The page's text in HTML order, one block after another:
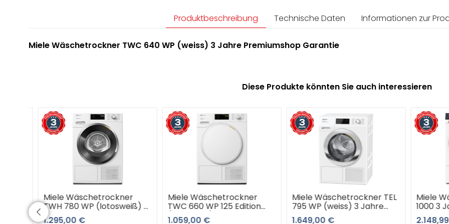
Produktbeschreibung Technische Daten Informationen zur
Miele Wäschetrockner TWC 640 WP (weiss) 3 Jahre Premiumshop Garantie
Diese Produkte könnten Sie auch interessieren
Miele Wäschetrockner
TWH 780 WP (lotosweiß) 3
Jahre Premiumshop
1.295,00 €
Miele Wäschetrockner
TWC 660 WP 125 Edition
(lotosweiß) 3 Jahre
1.059,00 €
Miele Wäschetrockner TEL
795 WP (weiss) 3 Jahre
Premiumshop Garantie
1.649,00 €
Miele
1000 3
Garantie
2.148,99 €